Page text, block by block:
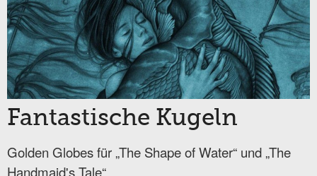
Fantastische Kugeln
Golden Globes für „The Shape of Water“ und „The
Handmaid's Tale“